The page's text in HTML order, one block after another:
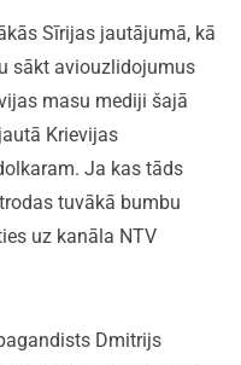
Sīrijas jautājumā, kā
sākt aviouzlidojumus
masu mediji šajā
Krievijas
Ja kas tāds
tuvākā bumbu
uz kanāla NTV
Dmitrijs